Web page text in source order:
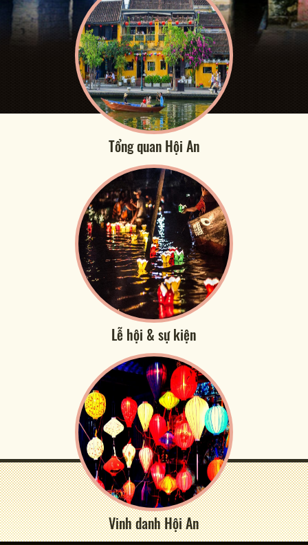
Tổng quan Hội An
Lễ hội & sự kiện
Vinh danh Hội An